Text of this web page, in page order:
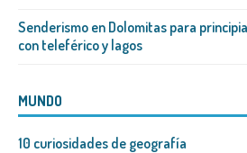
Senderismo en Dolomitas para
con teleférico y lagos
MUNDO
10 curiosidades de geografía